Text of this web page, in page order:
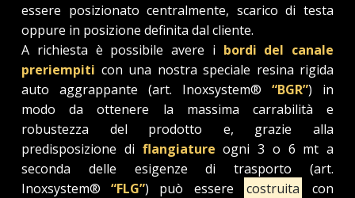
essere posizionato centralmente, scarico di testa
oppure in posizione definita dal cliente.
A richiesta è possibile avere i bordi del canale
preriempiti con una nostra speciale resina rigida
auto aggrappante (art. Inoxsystem® “BGR”) in
modo da ottenere la massima carrabilità e
robustezza del prodotto e, grazie alla
predisposizione di flangiature ogni 3 o 6 mt a
seconda delle esigenze di trasporto (art.
Inoxsystem®“FLG”) può essere costruita
con